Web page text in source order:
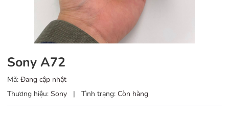
Sony A72
Mã: Đang cập nhật
Thương hiệu: Sony | Tình trạng: Còn hàng